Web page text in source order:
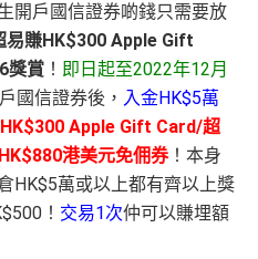
開戶國信證券啲錢只需要放
易賺HK$300 Apple Gift
獎賞 ！ 即日起至2022年12月
國信證券後， 入金HK$5萬
HK$300 Apple Gift Card/超
港美元免佣券！本身
HK$5萬或以上都有齊以上獎
！ 交易1次仲可以賺埋額